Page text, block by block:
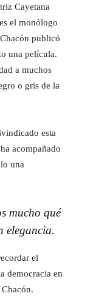
Cayetana
el monólogo
publicó
una película.
a muchos
o gris de la
esta
acompañado
una
mucho qué
elegancia.
el
democracia en